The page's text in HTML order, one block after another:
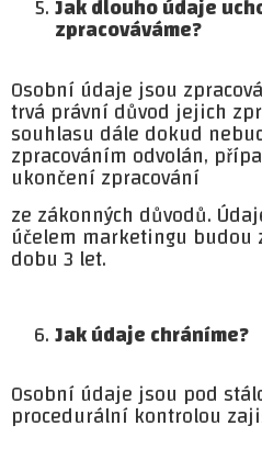
Jak dlouho údaje
zpracováváme?
Osobní údaje jsou
trvá právní důvod jejich
souhlasu dále dokud
zpracováním odvolán,
ukončení zpracování
ze zákonných důvodů.
účelem marketingu budou
dobu 3 let.
Jak údaje chráníme?
Osobní údaje jsou pod
procedurální kontrolou